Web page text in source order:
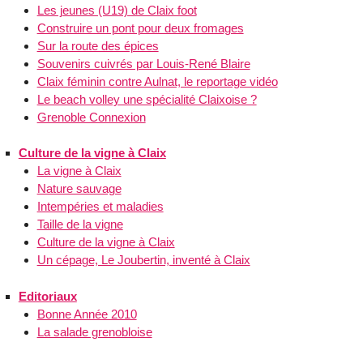
Les jeunes (U19) de Claix foot
Construire un pont pour deux fromages
Sur la route des épices
Souvenirs cuivrés par Louis-René Blaire
Claix féminin contre Aulnat, le reportage vidéo
Le beach volley une spécialité Claixoise ?
Grenoble Connexion
Culture de la vigne à Claix
La vigne à Claix
Nature sauvage
Intempéries et maladies
Taille de la vigne
Culture de la vigne à Claix
Un cépage, Le Joubertin, inventé à Claix
Editoriaux
Bonne Année 2010
La salade grenobloise